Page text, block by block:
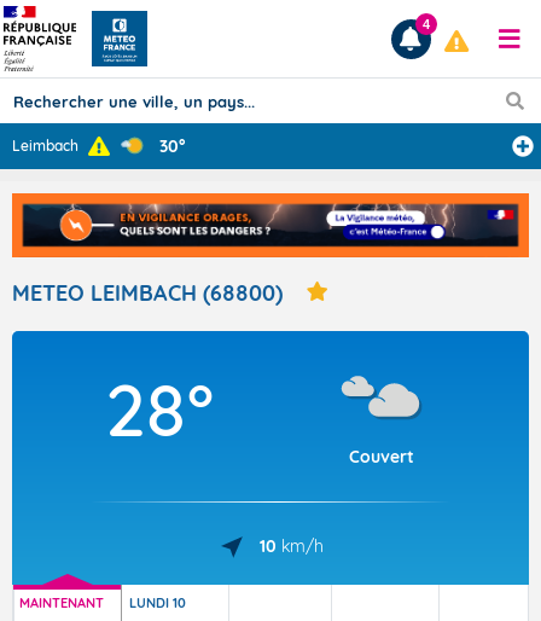
Prévisions
TOUS LES RÉSULTATS
Articles
4
Leimbach 30°
METEO LEIMBACH (68800)
28°
Couvert
10 km/h
MAINTENANT LUNDI 10